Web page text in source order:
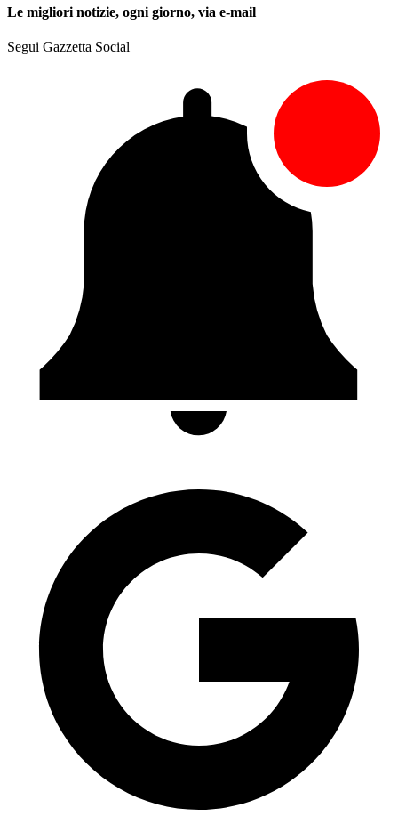
Le migliori notizie, ogni giorno, via e-mail
Segui Gazzetta Social